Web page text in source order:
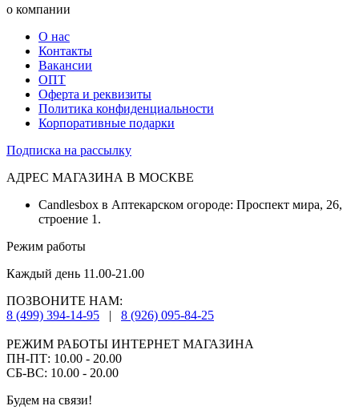
о компании
О нас
Контакты
Вакансии
ОПТ
Оферта и реквизиты
Политика конфиденциальности
Корпоративные подарки
Подписка на рассылку
АДРЕС МАГАЗИНА В МОСКВЕ
Candlesbox в Аптекарском огороде: Проспект мира, 26,
строение 1.
Режим работы
Каждый день 11.00-21.00
ПОЗВОНИТЕ НАМ:
8 (499) 394-14-95
| 8 (926) 095-84-25
РЕЖИМ РАБОТЫ ИНТЕРНЕТ МАГАЗИНА
ПН-ПТ: 10.00 - 20.00
СБ-ВС: 10.00 - 20.00
Будем на связи!